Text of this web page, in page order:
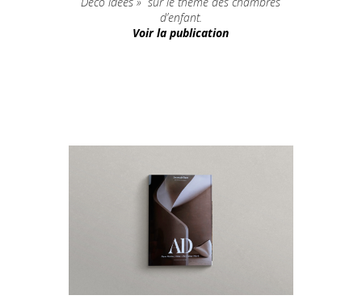
d’enfant.
Voir la publication